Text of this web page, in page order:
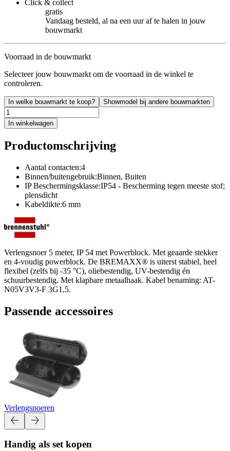
Click & collect
gratis
Vandaag besteld, al na een uur af te halen in jouw
bouwmarkt
Voorraad in de bouwmarkt
Selecteer jouw bouwmarkt om de voorraad in de winkel te
controleren.
In welke bouwmarkt te koop? Showmodel bij andere bouwmarkten
In winkelwagen
Productomschrijving
Aantal contacten:4
Binnen/buitengebruik:Binnen, Buiten
IP Beschermingsklasse:IP54 - Bescherming tegen meeste stof;
plensdicht
Kabeldikte:6 mm
Verlengsnoer 5 meter, IP 54 met Powerblock. Met geaarde stekker
en 4-voudig powerblock. De BREMAXX® is uiterst stabiel, heel
flexibel (zelfs bij -35 °C), oliebestendig, UV-bestendig én
schuurbestendig. Met klapbare metaalhaak. Kabel benaming: AT-
N05V3V3-F 3G1,5.
Passende accessoires
Verlengsnoeren
Handig als set kopen